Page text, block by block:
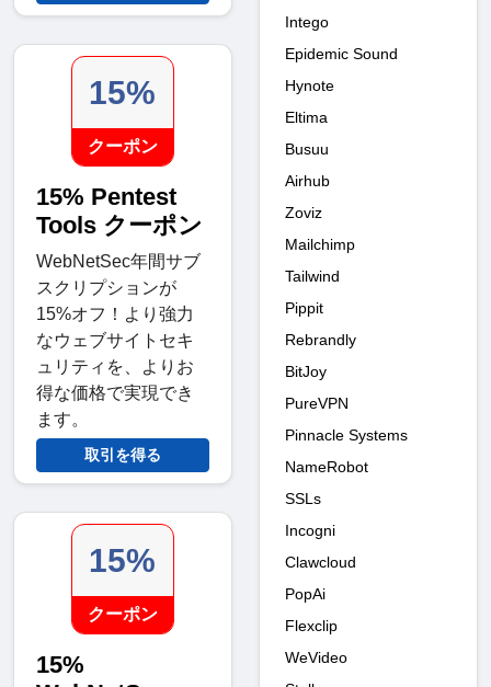
15%
クーポン
15% Pentest
Tools クーポン
WebNetSec年間サブ
スクリプションが
15%オフ！より強力
なウェブサイトセキ
ュリティを、よりお
得な価格で実現でき
ます。
取引を得る
15%
クーポン
15%
Intego
Epidemic Sound
Hynote
Eltima
Busuu
Airhub
Zoviz
Mailchimp
Tailwind
Pippit
Rebrandly
BitJoy
PureVPN
Pinnacle Systems
NameRobot
SSLs
Incogni
Clawcloud
PopAi
Flexclip
WeVideo